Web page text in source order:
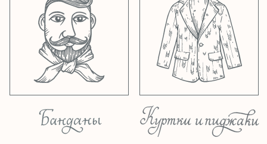
шотландской марки
Inverallan! Новинки и
пополнения запасов уже на нашем сайте и
в шоурумах в Москве и Санкт-Петербурге.
Заходите в раздел
Вязаные вещи.
19.11.2025
Пришли свежие поставки из
Бельгии отCity Sport
и из Ирландии от
Lee Valley. Много новинок во всех
размерах, а также пополнения запасов.
Заходите в разделы
восьмиклинки кепки,
рубашкиа также в наши шоурумы в Москве
и Санкт-Петербурге!